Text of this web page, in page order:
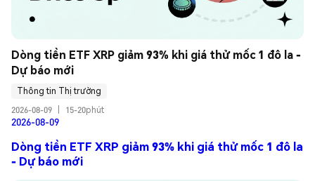
Dòng tiền ETF XRP giảm 93% khi giá thử mốc 1 đô la -
Dự báo mới
Thông tin Thị trường
2026-08-09
15-20phút
2026-08-09
Dòng tiền ETF XRP giảm 93% khi giá thử mốc 1 đô la
- Dự báo mới